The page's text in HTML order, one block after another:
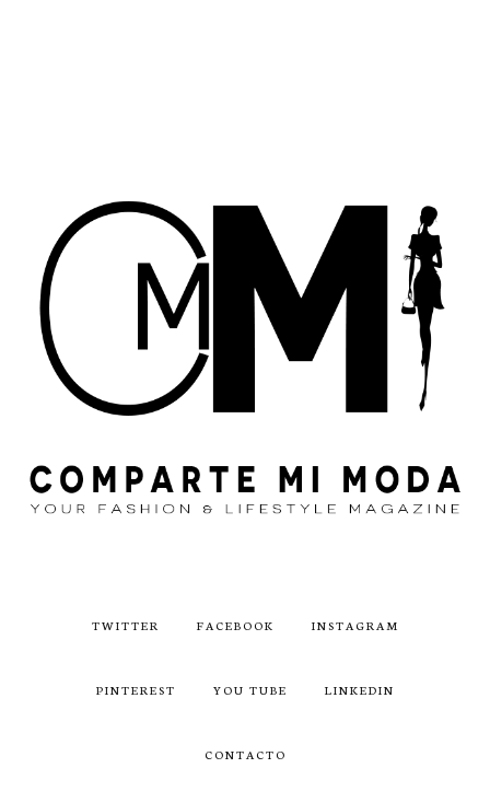
TWITTER FACEBOOK INSTAGRAM
PINTEREST YOU TUBE LINKEDIN
CONTACTO